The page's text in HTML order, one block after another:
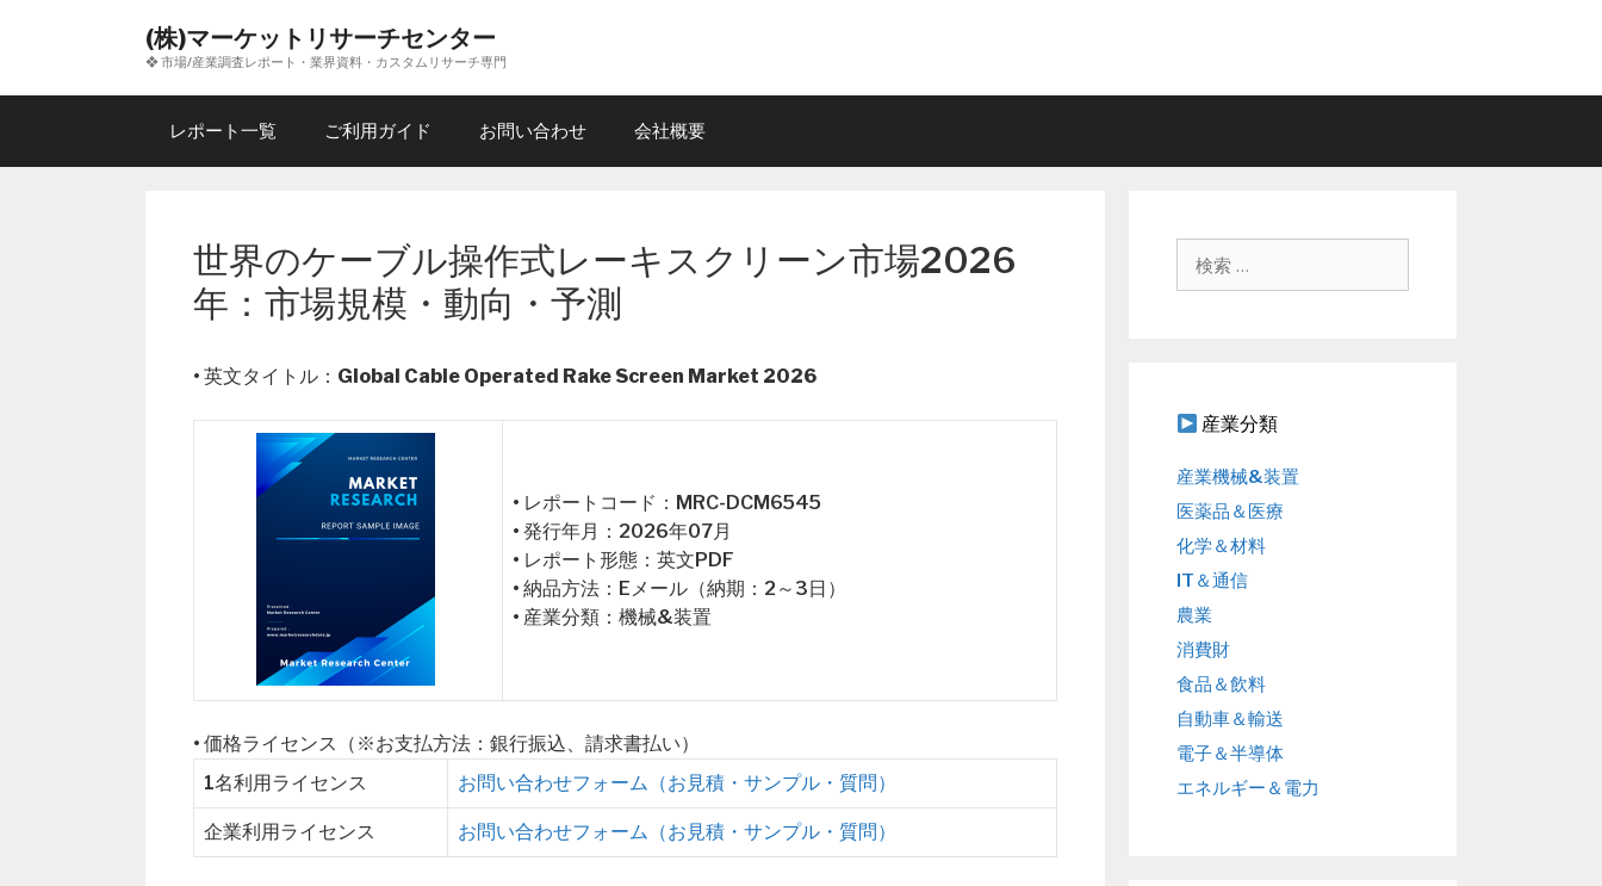
ン
(株)マーケットリサーチセンター
❖ 市場/産業調査レポート・業界資料・カスタムリサーチ専門
レポート一覧 ご利用ガイド お問い合わせ 会社概要
世界のケーブル操作式レーキスクリーン市場2026
年：市場規模・動向・予測
• 英文タイトル： Global Cable Operated Rake Screen Market 2026
• レポートコード：MRC-DCM6545
• 発行年月：2026年07月
• レポート形態：英文PDF
• 納品方法：Eメール（納期：2～3日）
• 産業分類：機械&装置
• 価格ライセンス（※お支払方法：銀行振込、請求書払い）
1名利用ライセンス
お問い合わせフォーム（お見積・サンプル・質問）
企業利用ライセンス お問い合わせフォーム（お見積・サンプル・質問）
産業分類
産業機械&装置
医薬品＆医療
化学＆材料
IT＆通信
農業
消費財
食品＆飲料
自動車＆輸送
電子＆半導体
エネルギー＆電力